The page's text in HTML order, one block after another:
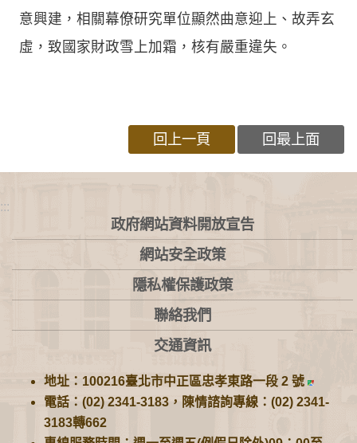
意興建，相關幕僚研究單位顯然曲意迎上、故弄玄
虛，致國家財政雪上加霜，核有嚴重違失。
回上一頁 回最上面
:::
政府網站資料開放宣告
網站安全政策
隱私權保護政策
聯絡我們
交通資訊
地址：100216臺北市中正區忠孝東路一段 2 號
電話：(02) 2341-3183，陳情諮詢專線：(02) 2341-
3183轉662